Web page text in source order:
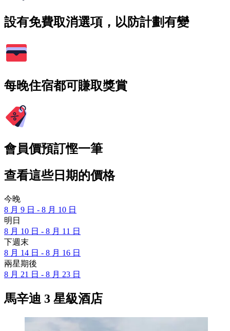
設有免費取消選項，以防計劃有變
每晚住宿都可賺取獎賞
會員價預訂慳一筆
查看這些日期的價格
今晚
8 月 9 日 - 8 月 10 日
明日
8 月 10 日 - 8 月 11 日
下週末
8 月 14 日 - 8 月 16 日
兩星期後
8 月 21 日 - 8 月 23 日
馬辛迪 3 星級酒店